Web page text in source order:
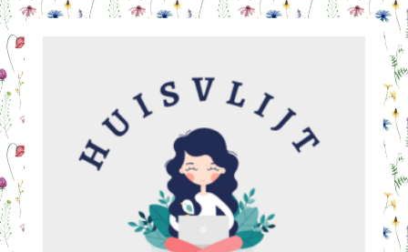
MIJN
NOCH
NICHT?